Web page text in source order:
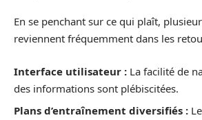
En se penchant sur ce qui plaît,
reviennent fréquemment dans les
Interface utilisateur : La facilité de
des informations sont plébiscitées.
Plans d’entraînement diversifiés :